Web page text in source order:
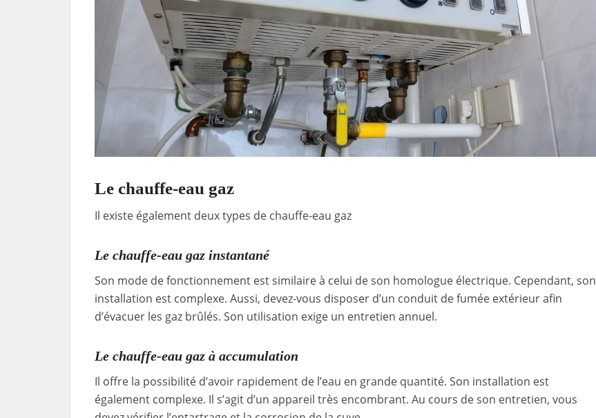
Le chauffe-eau gaz
Il existe également deux types de chauffe-eau gaz
Le chauffe-eau gaz instantané
Son mode de fonctionnement est similaire à celui de son homologue électrique. Cependant, son
installation est complexe. Aussi, devez-vous disposer d’un conduit de fumée extérieur afin
d’évacuer les gaz brûlés. Son utilisation exige un entretien annuel.
Le chauffe-eau gaz à accumulation
Il offre la possibilité d’avoir rapidement de l’eau en grande quantité. Son installation est
également complexe. Il s’agit d’un appareil très encombrant. Au cours de son entretien, vous